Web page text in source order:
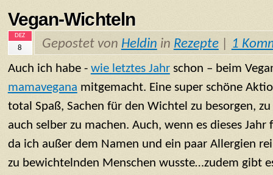
Vegan-Wichteln
DEZ
8 Gepostet von Heldin in Rezepte| 1
Auch ich habe - wie letztes Jahrschon – beim
mamavegana mitgemacht. Eine super schöne
total Spaß, Sachen für den Wichtel zu besorgen,
auch selber zu machen. Auch, wenn es dieses
da ich außer dem Namen und ein paar Allergien
zu bewichtelnden Menschen wusste…zudem gibt